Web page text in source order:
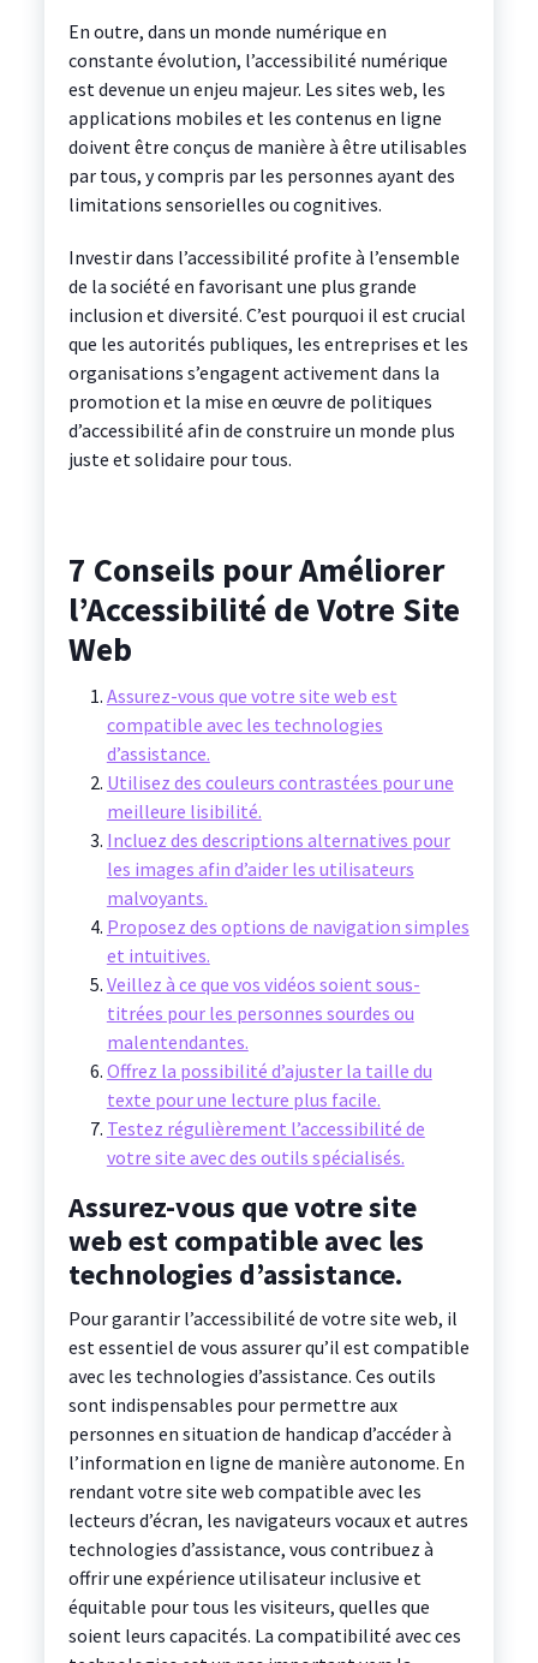
En outre, dans un monde numérique en
constante évolution, l’accessibilité numérique
est devenue un enjeu majeur. Les sites web, les
applications mobiles et les contenus en ligne
doivent être conçus de manière à être utilisables
par tous, y compris par les personnes ayant des
limitations sensorielles ou cognitives.
Investir dans l’accessibilité profite à l’ensemble
de la société en favorisant une plus grande
inclusion et diversité. C’est pourquoi il est crucial
que les autorités publiques, les entreprises et les
organisations s’engagent activement dans la
promotion et la mise en œuvre de politiques
d’accessibilité afin de construire un monde plus
juste et solidaire pour tous.
7 Conseils pour Améliorer
l’Accessibilité de Votre Site
Web
Assurez-vous que votre site web est
compatible avec les technologies
d’assistance.
Utilisez des couleurs contrastées pour une
meilleure lisibilité.
Incluez des descriptions alternatives pour
les images afin d’aider les utilisateurs
malvoyants.
Proposez des options de navigation simples
et intuitives.
Veillez à ce que vos vidéos soient sous-
titrées pour les personnes sourdes ou
malentendantes.
Offrez la possibilité d’ajuster la taille du
texte pour une lecture plus facile.
Testez régulièrement l’accessibilité de
votre site avec des outils spécialisés.
Assurez-vous que votre site
web est compatible avec les
technologies d’assistance.
Pour garantir l’accessibilité de votre site web, il
est essentiel de vous assurer qu’il est compatible
avec les technologies d’assistance. Ces outils
sont indispensables pour permettre aux
personnes en situation de handicap d’accéder à
l’information en ligne de manière autonome. En
rendant votre site web compatible avec les
lecteurs d’écran, les navigateurs vocaux et autres
technologies d’assistance, vous contribuez à
offrir une expérience utilisateur inclusive et
équitable pour tous les visiteurs, quelles que
soient leurs capacités. La compatibilité avec ces